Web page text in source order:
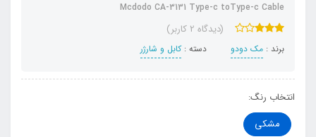
Mcdodo CA-3131 Type-c toType-c Cable
(دیدگاه 2 کاربر)
برند : مک دودو دسته :کابل و شارژر
انتخاب رنگ:
مشکی